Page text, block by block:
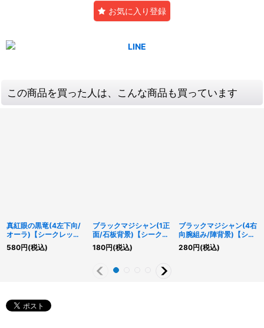
お気に入り登録
この商品を買った人は、こんな商品も買っています
真紅眼の黒竜(4左下向/
オーラ)【シークレッ
ト】{QCAC-JP022}
《モンスター》
580円(税込)
ブラックマジシャン(1正
面/石板背景)【シークレ
ット】{QCAC-JP018}
《モンスター》
180円(税込)
ブラックマジシャン(4右
向腕組み/陣背景)【シー
クレット】{QCAC-
JP018}《モンスター》
280円(税込)